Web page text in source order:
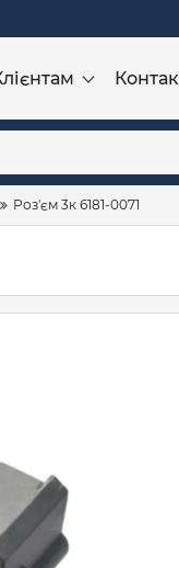
Роз'єм 3к 6181-0071